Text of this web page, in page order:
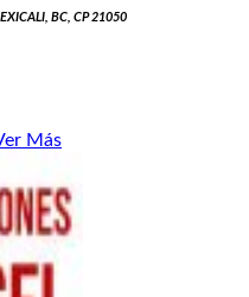
BC, CP 21050
Más